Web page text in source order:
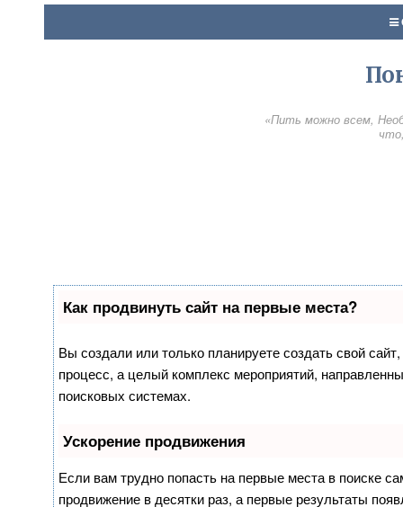
«Пить можно всем,
Как продвинуть сайт на первые места?
Вы создали или только планируете создать свой
процесс, а целый комплекс мероприятий,
поисковых системах.
Ускорение продвижения
Если вам трудно попасть на первые места в поиске
продвижение в десятки раз, а первые результаты